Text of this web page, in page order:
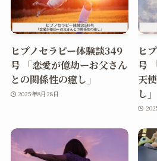
ヒプノセラピー体験談349
号 「恋愛が億劫ーお父さん
との関係性の癒し」
2025年8月28日
ヒ
号
天
し」